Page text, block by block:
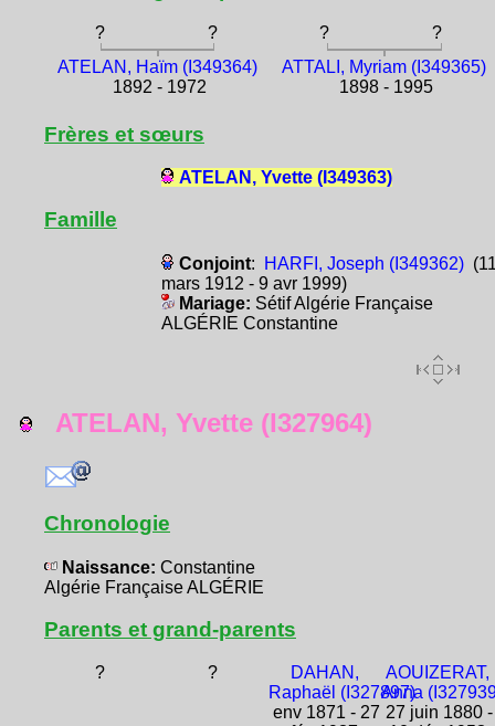
? ? ?
?
ATELAN, Haïm (I349364)
1892 - 1972
ATTALI, Myriam (I349365)
1898 - 1995
Frères et sœurs
ATELAN, Yvette (I349363)
Famille
Conjoint: HARFI, Joseph (I349362)
mars 1912 - 9 avr 1999)
Mariage: Sétif Algérie Française
ALGÉRIE Constantine
ATELAN, Yvette (I327964)
Chronologie
Naissance: Constantine
Algérie Française ALGÉRIE
Parents et grand-parents
? ?
DAHAN,
Raphaël (I327897)
env 1871 - 27
AOUIZERAT,
Anna
27 juin 1880 -